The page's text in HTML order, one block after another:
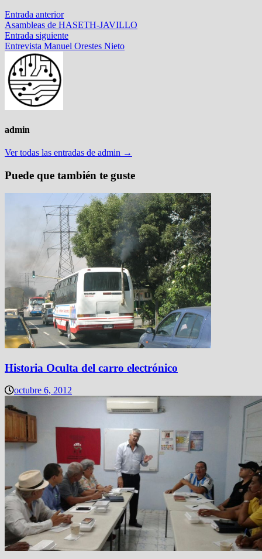
Navegación
de
entradas
Entrada anteriorEntrada
anterior:
Asambleas de HASETH-JAVILLO
Entrada siguienteEntrada
siguiente:
Entrevista Manuel Orestes Nieto
admin
Ver todas las entradas de admin →
Puede que también te guste
Historia Oculta del carro electrónico
octubre 6, 2012